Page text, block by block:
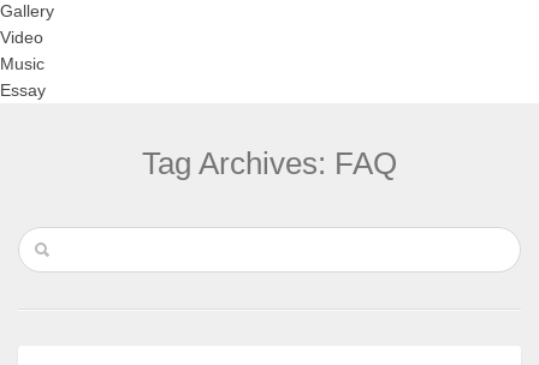
Gallery
Video
Music
Essay
Tag Archives: FAQ